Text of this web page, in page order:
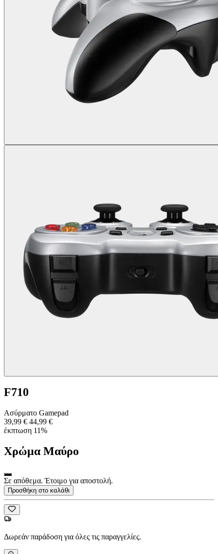
F710
Ασύρματο Gamepad
39,99 € 44,99 €
έκπτωση 11%
Χρώμα Μαύρο
Σε απόθεμα. Έτοιμο για αποστολή.
Προσθήκη στο καλάθι
Δωρεάν παράδοση για όλες τις παραγγελίες.